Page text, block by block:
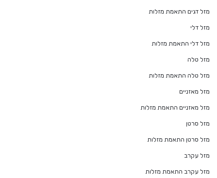
מזל דגים התאמת מזלות
מזל דלי
מזל דלי התאמת מזלות
מזל טלה
מזל טלה התאמת מזלות
מזל מאזניים
מזל מאזניים התאמת מזלות
מזל סרטן
מזל סרטן התאמת מזלות
מזל עקרב
מזל עקרב התאמת מזלות